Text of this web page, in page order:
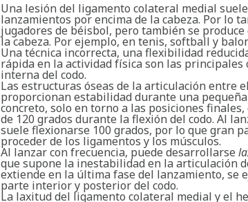
Una lesión del ligamento colateral medial
lanzamientos por encima de la cabeza. Por lo
jugadores de béisbol, pero también se
la cabeza. Por ejemplo, en tenis, softball y
Una técnica incorrecta, una flexibilidad
rápida en la actividad física son las principales
interna del codo.
Las estructuras óseas de la articulación entre
proporcionan estabilidad durante una
concreto, solo en torno a las posiciones
de 120 grados durante la flexión del codo. Al
suele flexionarse 100 grados, por lo que gran
proceder de los ligamentos y los músculos.
Al lanzar con frecuencia, puede desarrollarse
que supone la inestabilidad en la articulación
extiende en la última fase del lanzamiento, se
parte interior y posterior del codo.
La laxitud del ligamento colateral medial y el